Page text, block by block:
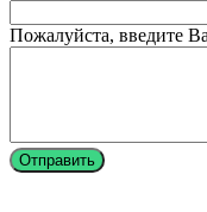
Пожалуйста, введите